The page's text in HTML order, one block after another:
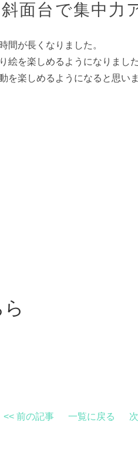
斜面台で集中力
間が長くなりました。
絵を楽しめるようになりました
楽しめるようになると思い
<< 前の記事 一覧に戻る